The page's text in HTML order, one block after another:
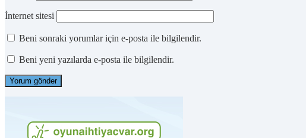
İnternet sitesi
Beni sonraki yorumlar için e-posta ile bilgilendir.
Beni yeni yazılarda e-posta ile bilgilendir.